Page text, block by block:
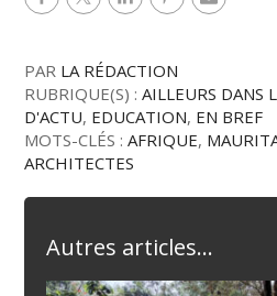
PAR LA RÉDACTION
RUBRIQUE(S) :AILLEURS DANS
D'ACTU, EDUCATION, EN BREF
MOTS-CLÉS :AFRIQUE,
ARCHITECTES
Autres articles...